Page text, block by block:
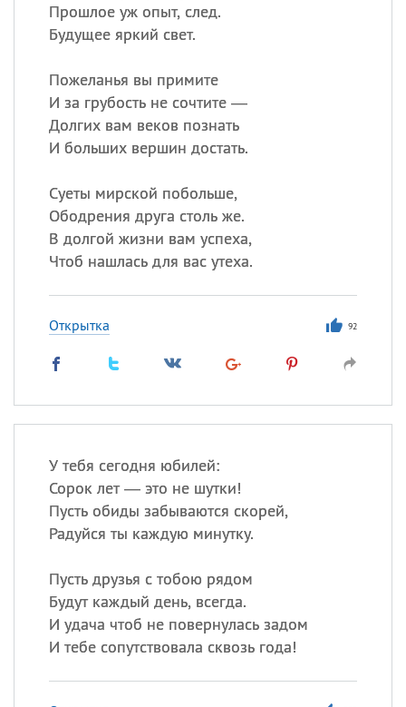
Прошлое уж опыт, след.
Будущее яркий свет.
Пожеланья вы примите
И за грубость не сочтите —
Долгих вам веков познать
И больших вершин достать.
Суеты мирской побольше,
Ободрения друга столь же.
В долгой жизни вам успеха,
Чтоб нашлась для вас утеха.
Открытка 92
У тебя сегодня юбилей:
Сорок лет — это не шутки!
Пусть обиды забываются скорей,
Радуйся ты каждую минутку.
Пусть друзья с тобою рядом
Будут каждый день, всегда.
И удача чтоб не повернулась задом
И тебе сопутствовала сквозь года!